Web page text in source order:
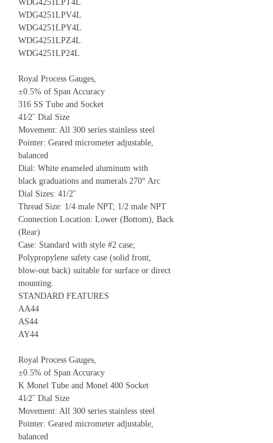
WDG4251LPT4L
WDG4251LPV4L
WDG4251LPY4L
WDG4251LPZ4L
WDG4251LP24L
Royal Process Gauges,
±0.5% of Span Accuracy
316 SS Tube and Socket
41⁄2˝ Dial Size
Movement: All 300 series stainless steel
Pointer: Geared micrometer adjustable,
balanced
Dial: White enameled aluminum with
black graduations and numerals 270° Arc
Dial Sizes: 41/2˝
Thread Size: 1/4 male NPT; 1/2 male NPT
Connection Location: Lower (Bottom), Back
(Rear)
Case: Standard with style #2 case;
Polypropylene safety case (solid front,
blow-out back) suitable for surface or direct
mounting.
STANDARD FEATURES
AA44
AS44
AY44
Royal Process Gauges,
±0.5% of Span Accuracy
K Monel Tube and Monel 400 Socket
41⁄2˝ Dial Size
Movement: All 300 series stainless steel
Pointer: Geared micrometer adjustable,
balanced